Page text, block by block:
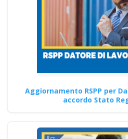
Quali
strategie
la
attiva dei
nel
formazione
per i
Corsi per
aggiornamento
analisi dei nuovi
Aggiornamento RSPP per
accordo Stato